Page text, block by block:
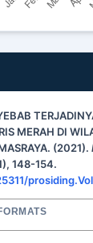
MERAH DI
(2021).
148-154.